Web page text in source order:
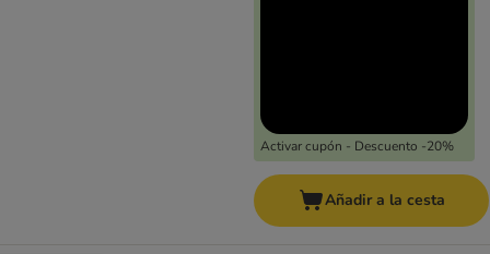
Activar cupón - Descuento -20%
Añadir a la cesta